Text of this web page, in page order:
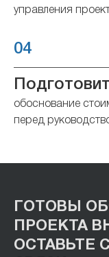
управления
04
обоснование
перед
ГОТОВЫ
ПРОЕКТА
ОСТАВЬТЕ